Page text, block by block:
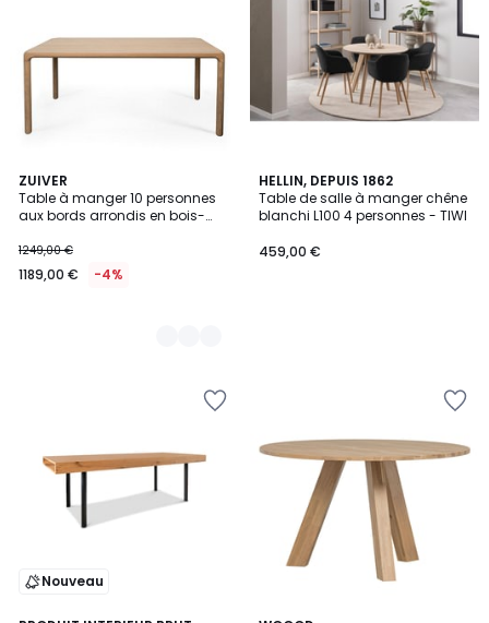
ZUIVER
Table à manger 10 personnes
aux bords arrondis en bois-
1249,00 €
1189,00 € -4%
3
Couleurs
HELLIN, DEPUIS 1862
Table de salle à manger chêne
blanchi L100 4 personnes - TIWI
459,00 €
Nouveau